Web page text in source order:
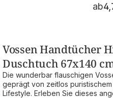
ab
Vossen Handtücher
Duschtuch 67x140
Die wunderbar flauschigen
geprägt von zeitlos
Lifestyle. Erleben Sie dieses